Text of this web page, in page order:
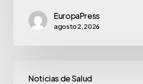
EuropaPress
agosto 2, 2026
Noticias de Salud